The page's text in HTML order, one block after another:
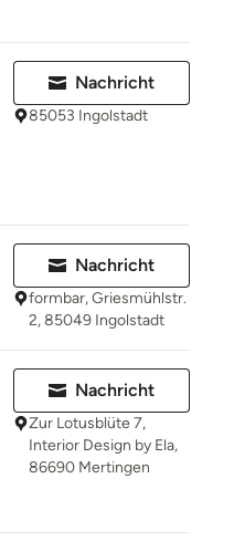
Nachricht
85053 Ingolstadt
Nachricht
formbar, Griesmühlstr.
2, 85049 Ingolstadt
Nachricht
Zur Lotusblüte 7,
Interior Design by Ela,
86690 Mertingen